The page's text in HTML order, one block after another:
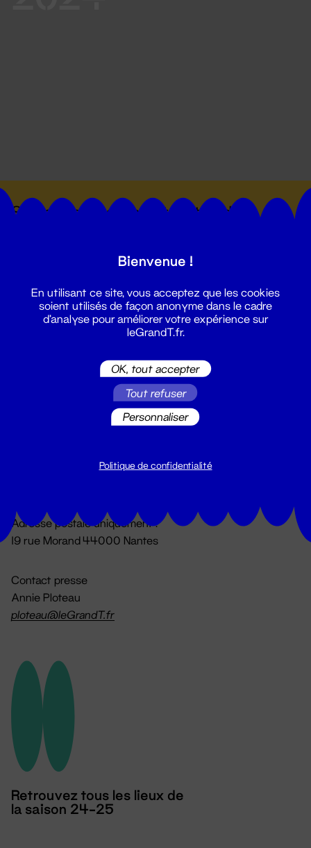
Suivez toutes les actualités du
Du lundi au vendredi 14h → 18h
Adresse postale uniquement :
19 rue Morand 44000 Nantes
Contact presse
Annie Ploteau
ploteau@leGrandT.fr
Retrouvez tous les lieux de
la saison 24-25
Bienvenue !
En utilisant ce site, vous acceptez que les cookies
soient utilisés de façon anonyme dans le cadre
d'analyse pour améliorer votre expérience sur
leGrandT.fr.
OK, tout accepter
Tout refuser
Personnaliser
Politique de confidentialité